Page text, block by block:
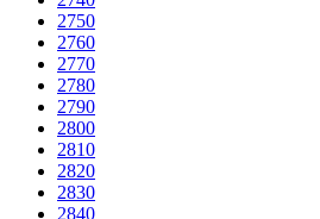
2750
2760
2770
2780
2790
2800
2810
2820
2830
2840